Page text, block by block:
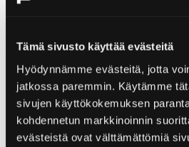
Tämä sivusto käyttää evästeitä
Hyödynnämme evästeitä, jotta
jatkossa paremmin. Käytämme
sivujen käyttökokemuksen
kohdennetun markkinoinnin
evästeistä ovat välttämättömiä